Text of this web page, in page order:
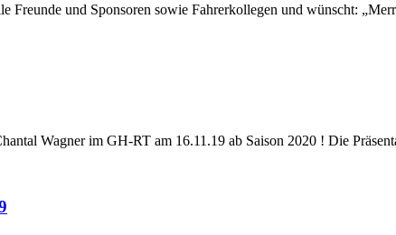
Freunde und Sponsoren sowie Fahrerkollegen und wünscht:
Wagner im GH-RT am 16.11.19 ab Saison 2020 ! Die